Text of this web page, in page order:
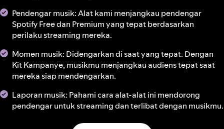
Pendengar musik: Alat kami menjangkau pendengar
Spotify Free dan Premium yang tepat berdasarkan
perilaku streaming mereka.
Momen musik: Didengarkan di saat yang tepat. Dengan
Kit Kampanye, musikmu menjangkau audiens tepat saat
mereka siap mendengarkan.
Laporan musik: Pahami cara alat-alat ini mendorong
pendengar untuk streaming dan terlibat dengan musikmu.